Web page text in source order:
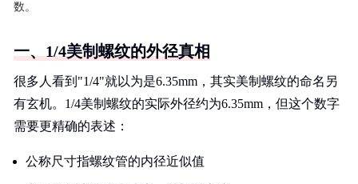
数。
一、1/4美制螺纹的外径真相
很多人看到"1/4"就以为是6.35mm，其实美制螺纹的命名另
有玄机。1/4美制螺纹的实际外径约为6.35mm，但这个数字
需要更精确的表述：
公称尺寸指螺纹管的内径近似值